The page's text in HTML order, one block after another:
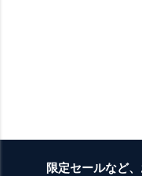
限定セールなど